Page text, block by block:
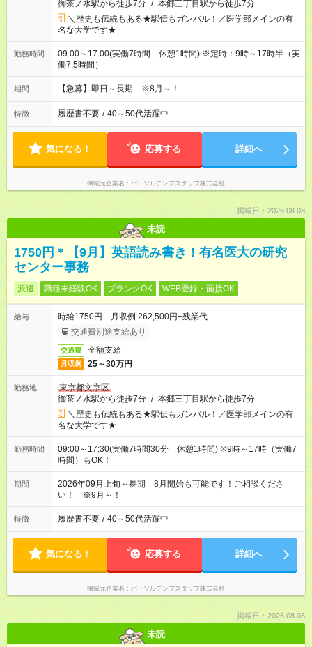
御茶ノ水駅から徒歩7分 / 本郷三丁目駅から徒歩7分
＼歴史も伝統もある★駅伝もガンバル！／医学部メインの有
名な大学です★
勤務時間
09:00～17:00(実働7時間 休憩1時間) ※定時：9時～17時半（実
働7.5時間）
期間 【急募】即日～長期 ※8月～！
特徴 履歴書不要 / 40～50代活躍中
気になる！ 応募する 詳細へ
掲載元企業名 パーソルテンプスタッフ株式会社
掲載日：2026.08.03
未読
1750円＊【9月】英語読み書き！有名医大の研究
センター事務
派遣 職種未経験OK ブランクOK WEB登録・面接OK
給与
時給1750円 月収例 262,500円+残業代
交通費別途支給あり
交通費 全額支給
月収例 25～30万円
勤務地
東京都文京区
御茶ノ水駅から徒歩7分 / 本郷三丁目駅から徒歩7分
＼歴史も伝統もある★駅伝もガンバル！／医学部メインの有
名な大学です★
勤務時間
09:00～17:30(実働7時間30分 休憩1時間) ※9時～17時（実働7
時間）もOK！
期間
2026年09月上旬～長期 8月開始も可能です！ご相談くださ
い！ ※9月～！
特徴 履歴書不要 / 40～50代活躍中
気になる！ 応募する 詳細へ
掲載元企業名 パーソルテンプスタッフ株式会社
掲載日：2026.08.03
未読